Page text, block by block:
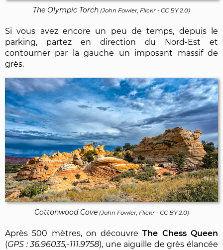
The Olympic Torch (John Fowler, Flickr - CC BY 2.0)
Si vous avez encore un peu de temps, depuis le
parking, partez en direction du Nord-Est et
contourner par la gauche un imposant massif de
grès.
Cottonwood Cove(John Fowler, Flickr- CC BY 2.0)
Après 500 mètres, on découvreThe Chess Queen
(
36.96035,-111.9758), une aiguille de grès élancée